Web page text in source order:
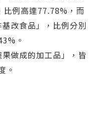
比例高達77.78%，而
改食品」，比例分別
。
做成的加工品」，皆
。